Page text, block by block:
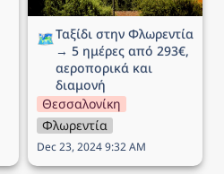
🗺️Ταξίδι στην Φλωρεντία
→ 5 ημέρες από 293€,
αεροπορικά και
διαμονή
Θεσσαλονίκη
Φλωρεντία
Dec 23, 2024 9:32 AM